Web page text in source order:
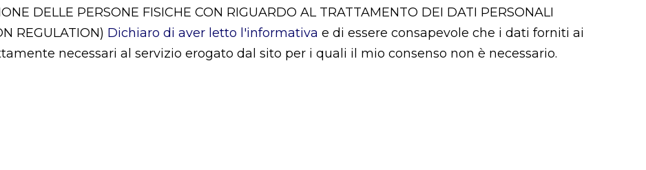
DELLE PERSONE FISICHE CON RIGUARDO AL TRATTAMENTO DEI DATI PERSONALI
REGULATION) Dichiaro di aver letto l'informativa e di essere consapevole che i dati forniti ai
necessari al servizio erogato dal sito per i quali il mio consenso non è necessario.